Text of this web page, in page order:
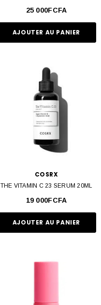
25 000FCFA
AJOUTER AU PANIER
COSRX
THE VITAMIN C 23 SERUM 20ML
19 000FCFA
AJOUTER AU PANIER